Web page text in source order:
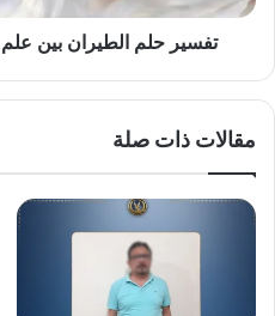
تفسير حلم الطيران بين
مقالات ذات صلة